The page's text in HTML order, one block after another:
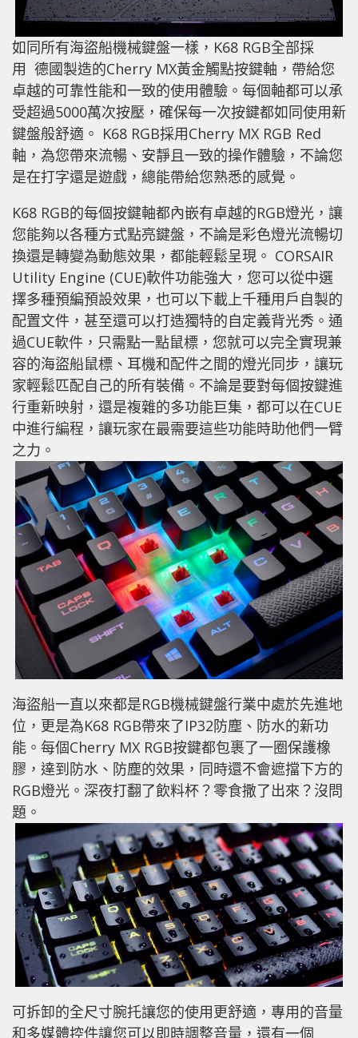
如同所有海盜船機械鍵盤一樣，K68 RGB全部採
用 德國製造的Cherry MX黃金觸點按鍵軸，帶給您
卓越的可靠性能和一致的使用體驗。每個軸都可以承
受超過5000萬次按壓，確保每一次按鍵都如同使用新
鍵盤般舒適。 K68 RGB採用Cherry MX RGB Red
軸，為您帶來流暢、安靜且一致的操作體驗，不論您
是在打字還是遊戲，總能帶給您熟悉的感覺。
K68 RGB的每個按鍵軸都內嵌有卓越的RGB燈光，讓
您能夠以各種方式點亮鍵盤，不論是彩色燈光流暢切
換還是轉變為動態效果，都能輕鬆呈現。 CORSAIR
Utility Engine (CUE)軟件功能強大，您可以從中選
擇多種預編預設效果，也可以下載上千種用戶自製的
配置文件，甚至還可以打造獨特的自定義背光秀。通
過CUE軟件，只需點一點鼠標，您就可以完全實現兼
容的海盜船鼠標、耳機和配件之間的燈光同步，讓玩
家輕鬆匹配自己的所有裝備。不論是要對每個按鍵進
行重新映射，還是複雜的多功能巨集，都可以在CUE
中進行編程，讓玩家在最需要這些功能時助他們一臂
之力。
海盜船一直以來都是RGB機械鍵盤行業中處於先進地
位，更是為K68 RGB帶來了IP32防塵、防水的新功
能。每個Cherry MX RGB按鍵都包裹了一圈保護橡
膠，達到防水、防塵的效果，同時還不會遮擋下方的
RGB燈光。深夜打翻了飲料杯？零食撒了出來？沒問
題。
可拆卸的全尺寸腕托讓您的使用更舒適，專用的音量
和多媒體控件讓您可以即時調整音量，還有一個